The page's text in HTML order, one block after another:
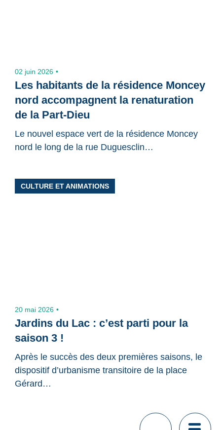
02 juin 2026
Les habitants de la résidence Moncey
nord accompagnent la renaturation
de la Part-Dieu
Le nouvel espace vert de la résidence Moncey
nord le long de la rue Duguesclin…
CULTURE ET ANIMATIONS
20 mai 2026
Jardins du Lac : c’est parti pour la
saison 3 !
Après le succès des deux premières saisons, le
dispositif d’urbanisme transitoire de la place
Gérard…